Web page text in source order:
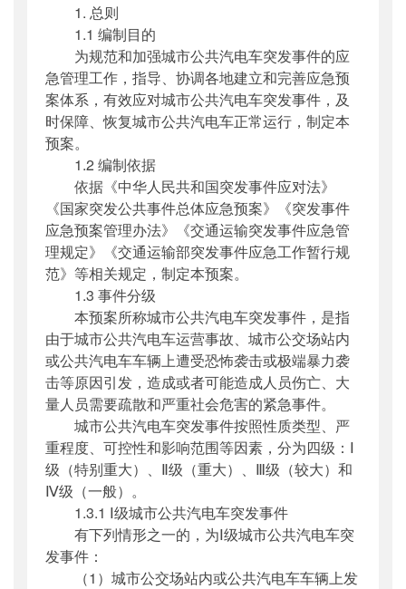
1. 总则
1.1 编制目的
为规范和加强城市公共汽电车突发事件的应
急管理工作，指导、协调各地建立和完善应急预
案体系，有效应对城市公共汽电车突发事件，及
时保障、恢复城市公共汽电车正常运行，制定本
预案。
1.2 编制依据
依据《中华人民共和国突发事件应对法》
《国家突发公共事件总体应急预案》《突发事件
应急预案管理办法》《交通运输突发事件应急管
理规定》《交通运输部突发事件应急工作暂行规
范》等相关规定，制定本预案。
1.3 事件分级
本预案所称城市公共汽电车突发事件，是指
由于城市公共汽电车运营事故、城市公交场站内
或公共汽电车车辆上遭受恐怖袭击或极端暴力袭
击等原因引发，造成或者可能造成人员伤亡、大
量人员需要疏散和严重社会危害的紧急事件。
城市公共汽电车突发事件按照性质类型、严
重程度、可控性和影响范围等因素，分为四级：Ⅰ
级（特别重大）、Ⅱ级（重大）、Ⅲ级（较大）和
Ⅳ级（一般）。
1.3.1 Ⅰ级城市公共汽电车突发事件
有下列情形之一的，为Ⅰ级城市公共汽电车突
发事件：
（1）城市公交场站内或公共汽电车车辆上发